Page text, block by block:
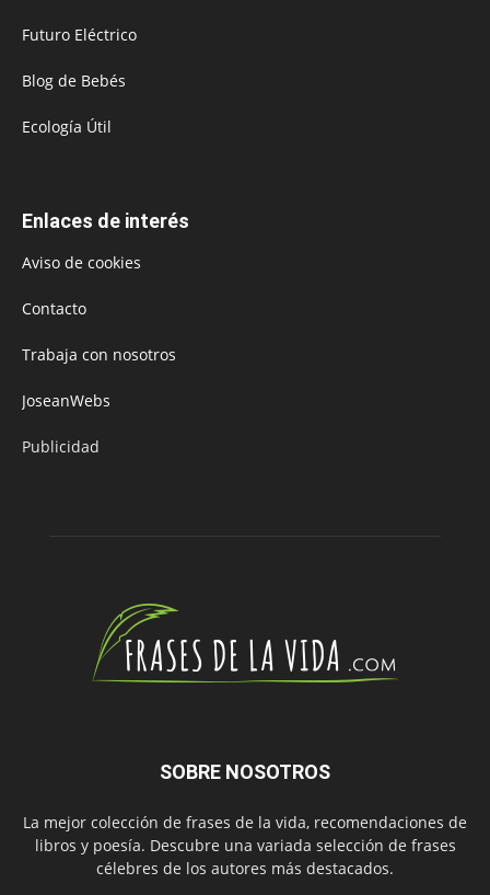
Futuro Eléctrico
Blog de Bebés
Ecología Útil
Enlaces de interés
Aviso de cookies
Contacto
Trabaja con nosotros
JoseanWebs
Publicidad
SOBRE NOSOTROS
La mejor colección de frases de la vida, recomendaciones de
libros y poesía. Descubre una variada selección de frases
célebres de los autores más destacados.